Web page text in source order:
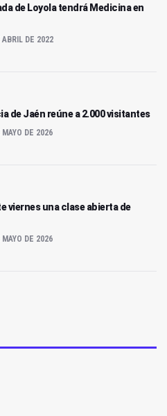
de Loyola tendrá Medicina en
ABRIL DE 2022
de Jaén reúne a 2.000 visitantes
DE 2026
viernes una clase abierta de
DE 2026